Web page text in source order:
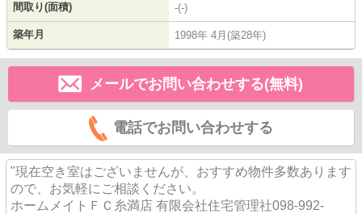
間取り(面積) -(-)
築年月 1998年 4月(築28年)
メールでお問い合わせする(無料)
電話でお問い合わせする
"現在空き室はございませんが、おすすめ物件多数あります
ので、お気軽にご相談ください。
ホームメイトＦＣ糸満店 有限会社住宅管理社098-992-